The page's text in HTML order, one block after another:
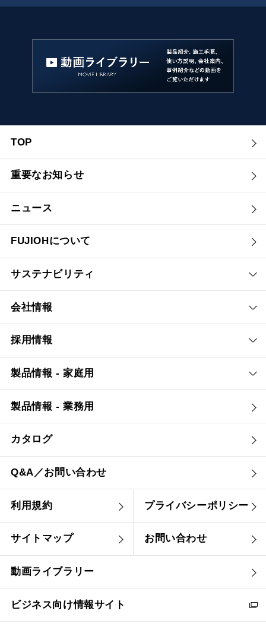
TOP
重要なお知らせ
ニュース
FUJIOHについて
サステナビリティ
会社情報
採用情報
製品情報 - 家庭用
製品情報 - 業務用
カタログ
Q&A／お問い合わせ
利用規約 プライバシーポリシー
サイトマップ お問い合わせ
動画ライブラリー
ビジネス向け情報サイト